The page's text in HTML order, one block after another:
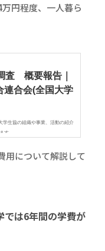
円程度、一人暮ら
査 概要報告｜
連合会(全国大学
学生協の組織や事業、活動の紹介
す。
用について解説して
では6年間の学費が